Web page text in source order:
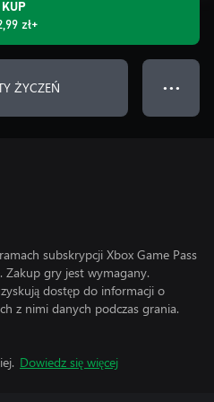
KUP
zł+
ŻYCZEŃ ● ● ●
subskrypcji Xbox Game Pass
Zakup gry jest wymagany.
dostęp do informacji o
z nimi danych podczas grania.
Dowiedz się więcej